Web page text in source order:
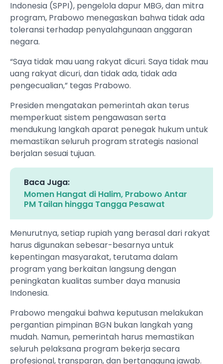
Indonesia (SPPI), pengelola dapur MBG, dan mitra
program, Prabowo menegaskan bahwa tidak ada
toleransi terhadap penyalahgunaan anggaran
negara.
“Saya tidak mau uang rakyat dicuri. Saya tidak mau
uang rakyat dicuri, dan tidak ada, tidak ada
pengecualian,” tegas Prabowo.
Presiden mengatakan pemerintah akan terus
memperkuat sistem pengawasan serta
mendukung langkah aparat penegak hukum untuk
memastikan seluruh program strategis nasional
berjalan sesuai tujuan.
Baca Juga:
Momen Hangat di Halim, Prabowo Antar
PM Tailan hingga Tangga Pesawat
Menurutnya, setiap rupiah yang berasal dari rakyat
harus digunakan sebesar-besarnya untuk
kepentingan masyarakat, terutama dalam
program yang berkaitan langsung dengan
peningkatan kualitas sumber daya manusia
Indonesia.
Prabowo mengakui bahwa keputusan melakukan
pergantian pimpinan BGN bukan langkah yang
mudah. Namun, pemerintah harus memastikan
seluruh pelaksana program bekerja secara
profesional, transparan, dan bertanggung jawab.